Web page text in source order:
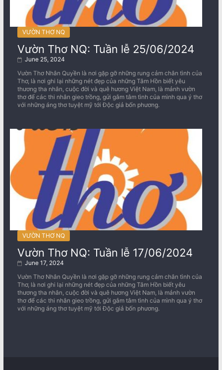
VƯỜN THƠ NQ
Vườn Thơ NQ: Tuần lễ 25/06/2024
June 25, 2024
Vườn Thơ Nhân Quyền là nơi gặp gỡ những rung cảm chân tình của
Thơ, là nơi ghi lại những nét đẹp của những Tâm Hồn biết yêu
thương tha nhân, cuộc đời và quê hương Việt Nam, là mảnh vườn
thơ để các thi nhân gieo trồng, gửi gắm tâm tình của mình qua ý thơ
với những áng thơ tuyệt mỹ tới Độc giả bốn phương.
VƯỜN THƠ NQ
Vườn Thơ NQ: Tuần lễ 17/06/2024
June 17, 2024
Vườn Thơ Nhân Quyền là nơi gặp gỡ những rung cảm chân tình của
Thơ, là nơi ghi lại những nét đẹp của những Tâm Hồn biết yêu
thương tha nhân, cuộc đời và quê hương Việt Nam, là mảnh vườn
thơ để các thi nhân gieo trồng, gửi gắm tâm tình của mình qua ý thơ
với những áng thơ tuyệt mỹ tới Độc giả bốn phương.